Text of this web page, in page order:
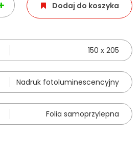
Dodaj do koszyka
150 x 205
Nadruk fotoluminescencyjny
Folia samoprzylepna